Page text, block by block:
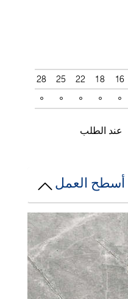
18
22
25
28
30
الطلب
العمل